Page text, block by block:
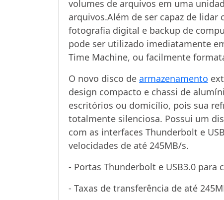
volumes de arquivos em uma
arquivos.Além de ser capaz de
fotografia digital e backup de
pode ser utilizado imediatamente
Time Machine, ou facilmente
O novo disco de armazenamento
design compacto e chassi de
escritórios ou domicílio, pois sua
totalmente silenciosa. Possui um
com as interfaces Thunderbolt e
velocidades de até 245MB/s.
- Portas Thunderbolt e USB3.0 para
- Taxas de transferência de até